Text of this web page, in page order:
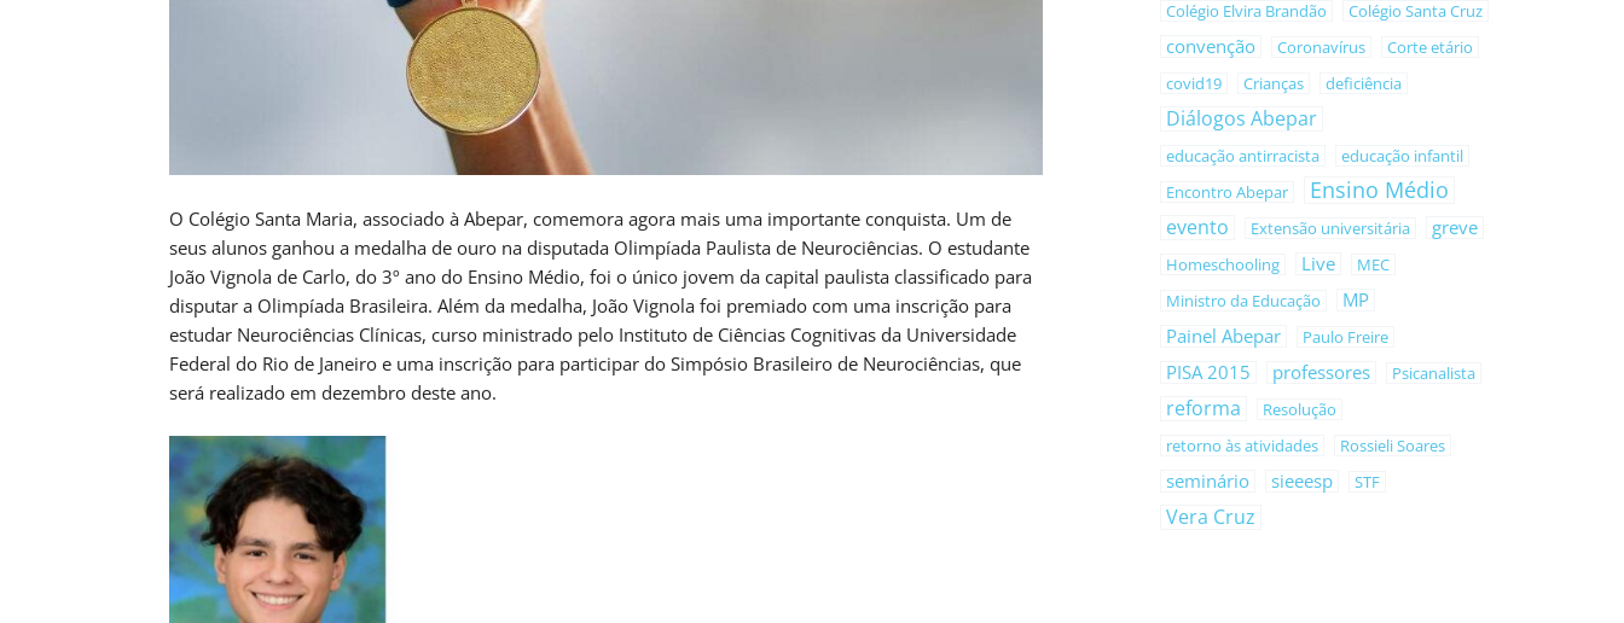
O Colégio Santa Maria, associado à Abepar, comemora agora mais uma importante conquista. Um de
seus alunos ganhou a medalha de ouro na disputada Olimpíada Paulista de Neurociências. O estudante
João Vignola de Carlo, do 3º ano do Ensino Médio, foi o único jovem da capital paulista classificado para
disputar a Olimpíada Brasileira. Além da medalha, João Vignola foi premiado com uma inscrição para
estudar Neurociências Clínicas, curso ministrado pelo Instituto de Ciências Cognitivas da Universidade
Federal do Rio de Janeiro e uma inscrição para participar do Simpósio Brasileiro de Neurociências, que
será realizado em dezembro deste ano.
Colégio Elvira Brandão
Colégio Santa Cruz
convenção Coronavírus
Corte etário
covid19
Crianças deficiência
Diálogos Abepar
educação antirracista
educação infantil
Encontro Abepar
Ensino Médio
evento Extensão universitária greve
Homeschooling Live
MEC
Ministro da Educação
MP
Painel Abepar
Paulo Freire
PISA 2015 professores Psicanalista
reforma
Resolução
retorno às atividades
Rossieli Soares
seminário sieeesp STF
Vera Cruz